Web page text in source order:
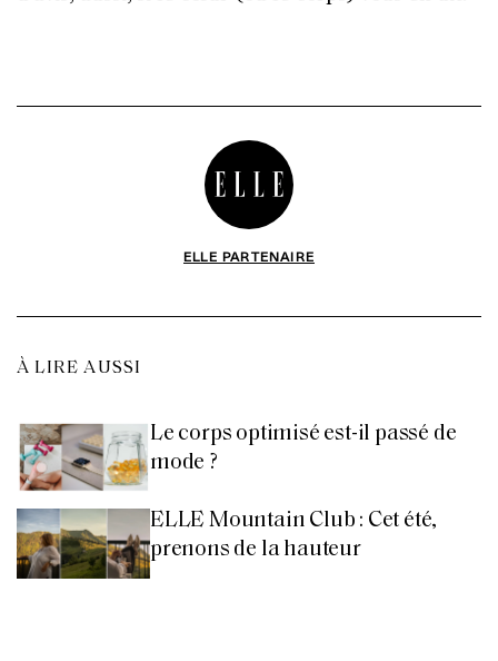
ELLE PARTENAIRE
À LIRE AUSSI
Le corps optimisé est-il passé de
mode ?
ELLE Mountain Club : Cet été,
prenons de la hauteur